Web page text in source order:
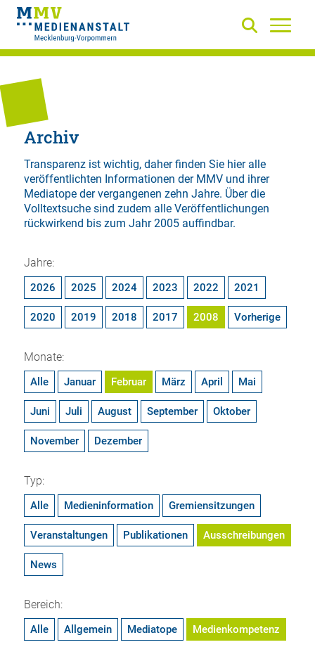
Archiv
Transparenz ist wichtig, daher finden Sie hier alle
veröffentlichten Informationen der MMV und ihrer
Mediatope der vergangenen zehn Jahre. Über die
Volltextsuchesind zudem alle Veröffentlichungen
rückwirkend bis zum Jahr 2005 auffindbar.
Jahre:
2026 2025 2024 2023 2022 2021
2020 2019 2018 2017 2008 Vorherige
Monate:
Alle Januar Februar März April Mai
Juni Juli August September Oktober
November Dezember
Typ:
Alle Medieninformation Gremiensitzungen
Veranstaltungen Publikationen Ausschreibungen
News
Bereich:
Alle Allgemein Mediatope Medienkompetenz